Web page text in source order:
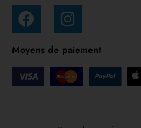
Moyens de paiement